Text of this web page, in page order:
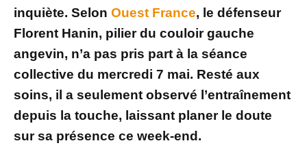
inquiète. Selon Ouest France, le défenseur
Florent Hanin, pilier du couloir gauche
angevin, n’a pas pris part à la séance
collective du mercredi 7 mai. Resté aux
soins, il a seulement observé l’entraînement
depuis la touche, laissant planer le doute
sur sa présence ce week-end.